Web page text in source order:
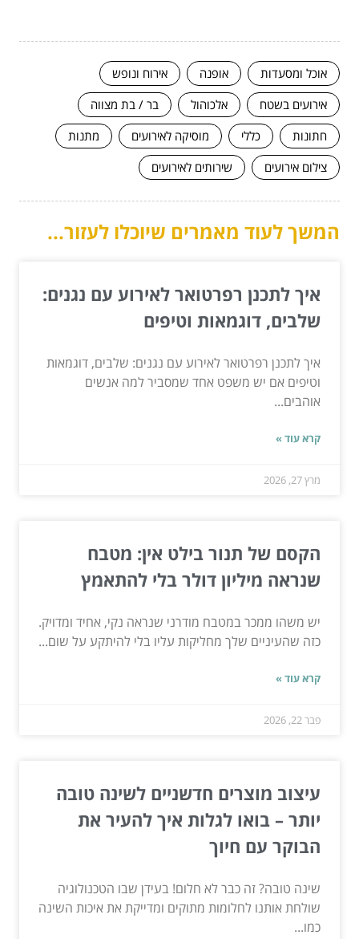
אוכל ומסעדות אופנה
אירוח ונופש
אירועים בשטח
אלכוהול
בר / בת מצווה
חתונות
כללי מוסיקה לאירועים
מתנות
צילום אירועים
שירותים לאירועים
המשך לעוד מאמרים שיוכלו לעזור...
איך לתכנן רפרטואר לאירוע עם נגנים:
שלבים, דוגמאות וטיפים
איך לתכנן רפרטואר לאירוע עם נגנים: שלבים, דוגמאות
וטיפים אם יש משפט אחד שמסביר למה אנשים
אוהבים...
קרא עוד »
מרץ 27, 2026
הקסם של תנור בילט אין: מטבח
שנראה מיליון דולר בלי להתאמץ
יש משהו ממכר במטבח מודרני שנראה נקי, אחיד ומדויק.
כזה שהעיניים שלך מחליקות עליו בלי להיתקע על שום...
קרא עוד »
פבר 22, 2026
עיצוב מוצרים חדשניים לשינה טובה
יותר – בואו לגלות איך להעיר את
הבוקר עם חיוך
שינה טובה? זה כבר לא חלום! בעידן שבו הטכנולוגיה
שולחת אותנו לחלומות מתוקים ומדייקת את איכות השינה
כמו...